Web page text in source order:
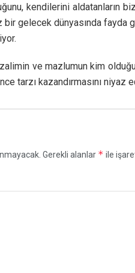
kendilerini aldatanların
bir gelecek dünyasında
ve mazlumun kim
tarzı kazandırmasını niyaz
Gerekli alanlar * ile